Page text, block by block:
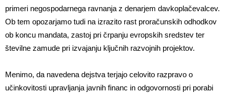
primeri negospodarnega ravnanja z denarjem davkoplačevalcev.
Ob tem opozarjamo tudi na izrazito rast proračunskih odhodkov
ob koncu mandata, zastoj pri črpanju evropskih sredstev ter
številne zamude pri izvajanju ključnih razvojnih projektov.
Menimo, da navedena dejstva terjajo celovito razpravo o
učinkovitosti upravljanja javnih financ in odgovornosti pri porabi